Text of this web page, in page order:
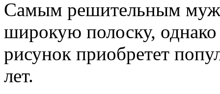
Самым решительным
широкую полоску, однако
рисунок приобретет
лет.